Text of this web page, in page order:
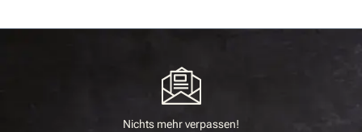
Nichts mehr verpassen!